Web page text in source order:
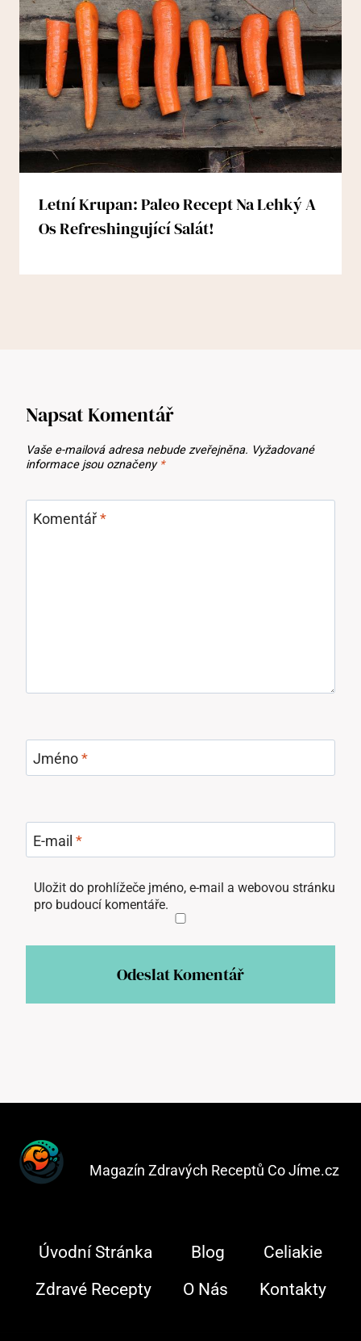
Letní Krupan: Paleo Recept Na Lehký A
Os Refreshingující Salát!
Napsat Komentář
Vaše e-mailová adresa nebude zveřejněna. Vyžadované
informace jsou označeny *
Komentář*
Jméno*
E-mail *
Uložit do prohlížeče jméno, e-mail a webovou stránku
pro budoucí komentáře.
Magazín Zdravých Receptů Co Jíme.cz
Úvodní Stránka Blog
Celiakie
Zdravé Recepty
O Nás Kontakty